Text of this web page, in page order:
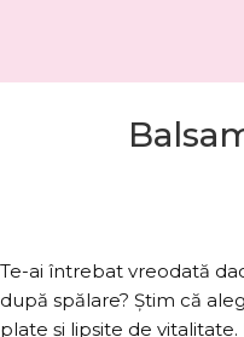
Te-ai întrebat vreodată
după spălare? Știm că
plate și lipsite de